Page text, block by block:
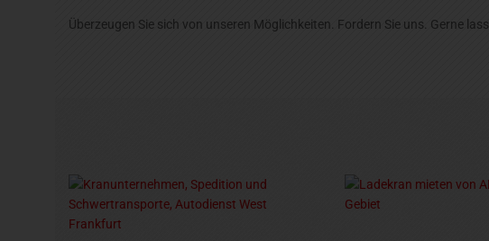
Überzeugen Sie sich von unseren Möglichkeiten. Fordern Sie uns. Gerne